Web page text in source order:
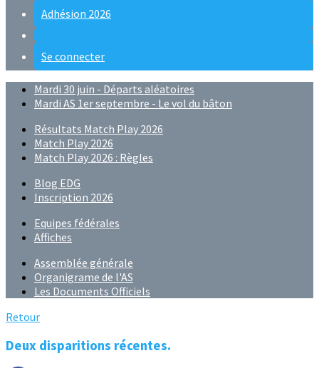
Adhésion 2026
Se connecter
Mardi 30 juin - Départs aléatoires
Mardi AS 1er septembre - Le vol du bâton
Résultats Match Play 2026
Match Play 2026
Match Play 2026 : Règles
Blog EDG
Inscription 2026
Equipes fédérales
Affiches
Assemblée générale
Organigrame de l'AS
Les Documents Officiels
Retour
Deux disparitions récentes.